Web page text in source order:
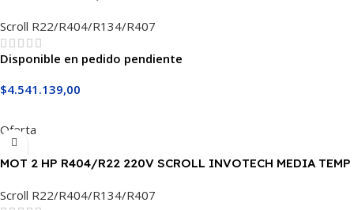
Scroll R22/R404/R134/R407
Disponible en pedido pendiente
$4.541.139,00
Oferta
MOT 2 HP R404/R22 220V SCROLL INVOTECH MEDIA TEMP
Scroll R22/R404/R134/R407